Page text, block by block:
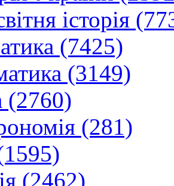
історія
(7425)
(3149)
(2760)
(281)
(2462)